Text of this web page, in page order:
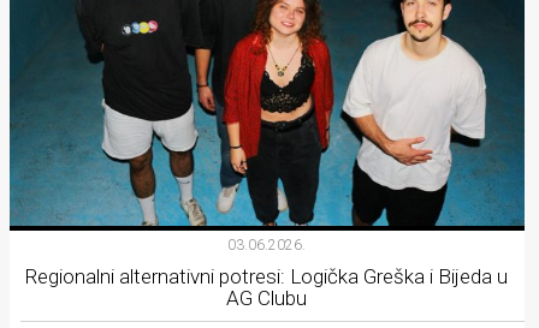
03.06.2026.
Regionalni alternativni potresi: Logička Greška i Bijeda u
AG Clubu